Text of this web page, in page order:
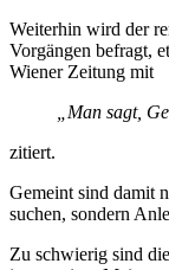
Weiterhin wird der
Vorgängen befragt,
Wiener Zeitung mit
„Man sagt,
zitiert.
Gemeint sind damit
suchen, sondern
Zu schwierig sind